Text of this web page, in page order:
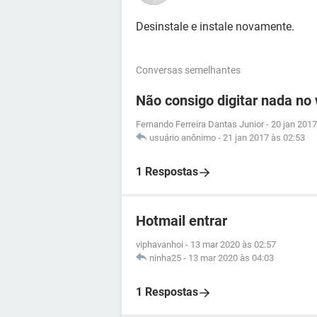
Desinstale e instale novamente.
Conversas semelhantes
Não consigo digitar nada no
Fernando Ferreira Dantas Junior - 20 jan
usuário anônimo - 21 jan 2017 às 02:53
1 Respostas
Hotmail entrar
viphavanhoi - 13 mar 2020 às 02:57
ninha25 - 13 mar 2020 às 04:03
1 Respostas